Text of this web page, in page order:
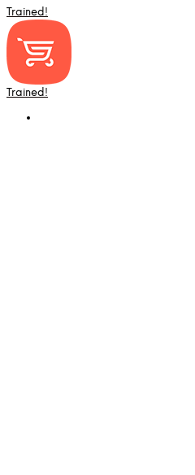
Trained!
Trained!